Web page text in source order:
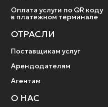
Оплата услуги по QR коду
в платежном терминале
ОТРАСЛИ
Поставщикам услуг
Арендодателям
Агентам
О НАС